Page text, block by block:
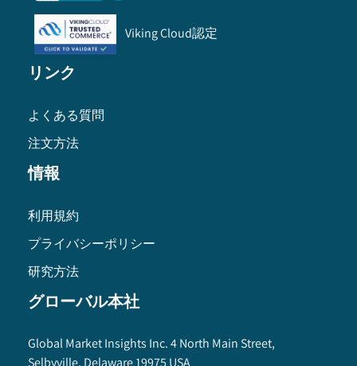
Viking Cloud認定
リンク
よくある質問
注文方法
情報
利用規約
プライバシーポリシー
研究方法
グローバル本社
Global Market Insights Inc. 4 North Main Street,